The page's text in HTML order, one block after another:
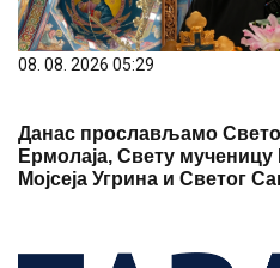
08. 08. 2026 05:29
Данас прослављамо
Ермолаја, Свету
Мојсеја Угрина и Светог